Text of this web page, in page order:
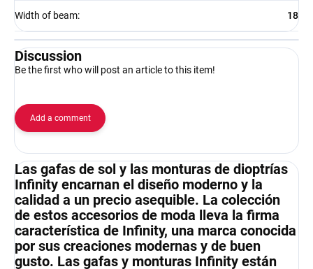
Width of beam: 18
Discussion
Be the first who will post an article to this item!
Add a comment
Las gafas de sol y las monturas de dioptrías
Infinity encarnan el diseño moderno y la
calidad a un precio asequible. La colección
de estos accesorios de moda lleva la firma
característica de Infinity, una marca conocida
por sus creaciones modernas y de buen
gusto. Las gafas y monturas Infinity están